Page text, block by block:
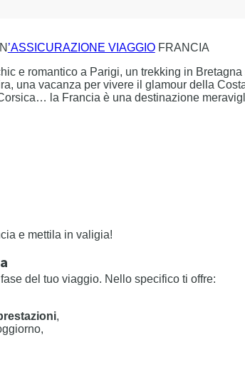
’ASSICURAZIONE VIAGGIOFRANCIA
e romantico a Parigi, un trekking in Bretagna
una vacanza per vivere il glamour della
la Francia è una destinazione
e mettila in valigia!
del tuo viaggio. Nello specifico ti offre:
,